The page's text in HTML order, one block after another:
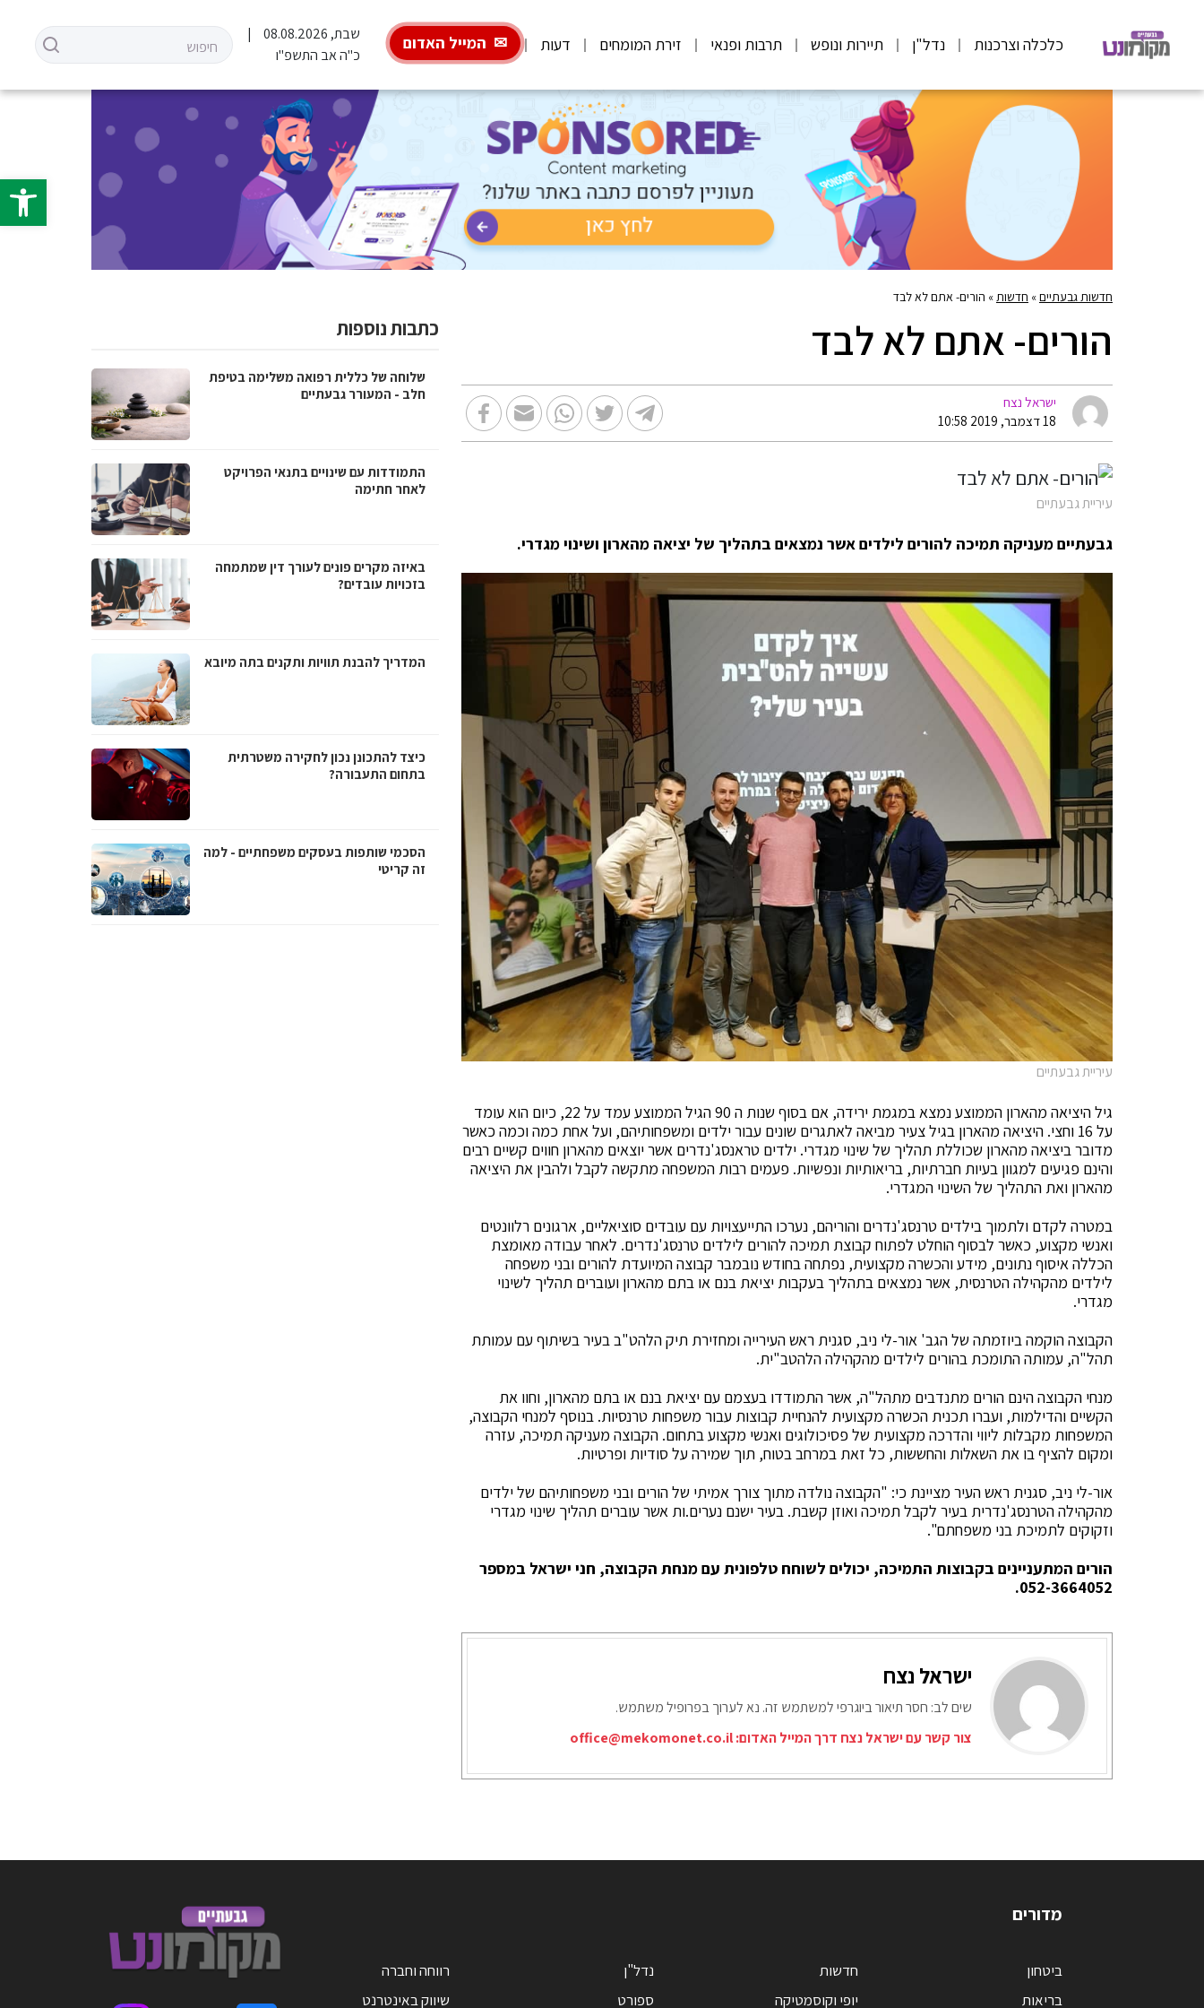
פתח
כלכלה וצרכנות נדל"ן תיירות ונופש תרבות ופנאי זירת המומחים דעות המייל האדום
שבת, 08.08.2026
כ"ה אב התשפ"ו
חדשות גבעתיים» חדשות » הורים- אתם לא לבד
הורים- אתם לא לבד
ישראל נצח
18 דצמבר, 2019 10:58
עיריית גבעתיים
גבעתיים מעניקה תמיכה להורים לילדים אשר נמצאים בתהליך של יציאה מהארון ושינוי מגדרי.
עיריית גבעתיים
גיל היציאה מהארון הממוצע נמצא במגמת ירידה, אם בסוף שנות ה 90 הגיל הממוצע עמד על 22, כיום הוא עומד
על 16 וחצי. היציאה מהארון בגיל צעיר מביאה לאתגרים שונים עבור ילדים ומשפחותיהם, ועל אחת כמה וכמה כאשר
מדובר ביציאה מהארון שכוללת תהליך של שינוי מגדרי. ילדים טראנסג'נדרים אשר יוצאים מהארון חווים קשיים רבים
והינם פגיעים למגוון בעיות חברתיות, בריאותיות ונפשיות. פעמים רבות המשפחה מתקשה לקבל ולהבין את היציאה
מהארון ואת התהליך של השינוי המגדרי.
במטרה לקדם ולתמוך בילדים טרנסג'נדרים והוריהם, נערכו התייעצויות עם עובדים סוציאליים, ארגונים רלוונטים
ואנשי מקצוע, כאשר לבסוף הוחלט לפתוח קבוצת תמיכה להורים לילדים טרנסג'נדרים. לאחר עבודה מאומצת
הכללה איסוף נתונים, מידע והכשרה מקצועית, נפתחה בחודש נובמבר קבוצה המיועדת להורים ובני משפחה
לילדים מהקהילה הטרנסית, אשר נמצאים בתהליך בעקבות יציאת בנם או בתם מהארון ועוברים תהליך לשינוי
מגדרי.
הקבוצה הוקמה ביוזמתה של הגב' אור-לי ניב, סגנית ראש העירייה ומחזירת תיק הלהט"ב בעיר בשיתוף עם עמותת
תהל"ה, עמותה התומכת בהורים לילדים מהקהילה הלהטב"ית.
מנחי הקבוצה הינם הורים מתנדבים מתהל"ה, אשר התמודדו בעצמם עם יציאת בנם או בתם מהארון, וחוו את
הקשיים והדילמות, ועברו תכנית הכשרה מקצועית להנחיית קבוצות עבור משפחות טרנסיות. בנוסף למנחי הקבוצה,
המשפחות מקבלות ליווי והדרכה מקצועית של פסיכולוגים ואנשי מקצוע בתחום. הקבוצה מעניקה תמיכה, עזרה
ומקום להציף בו את השאלות והחששות, כל זאת במרחב בטוח, תוך שמירה על סודיות ופרטיות.
אור-לי ניב, סגנית ראש העיר מציינת כי: "הקבוצה נולדה מתוך צורך אמיתי של הורים ובני משפחותיהם של ילדים
מהקהילה הטרנסג'נדרית בעיר לקבל תמיכה ואוזן קשבת. בעיר ישנם נערים.ות אשר עוברים תהליך שינוי מגדרי
וזקוקים לתמיכת בני משפחתם".
הורים המתעניינים בקבוצות התמיכה, יכולים לשוחח טלפונית עם מנחת הקבוצה, חני ישראל במספר
052-3664052.
ישראל נצח
שים לב: חסר תיאור ביוגרפי למשתמש זה. נא לערוך בפרופיל משתמש.
צור קשר עם ישראל נצח דרך המייל האדום:office@mekomonet.co.il
כתבות נוספות
שלוחה של כללית רפואה משלימה בטיפת
חלב - המעורר גבעתיים
התמודדות עם שינויים בתנאי הפרויקט
לאחר חתימה
באיזה מקרים פונים לעורך דין שמתמחה
בזכויות עובדים?
המדריך להבנת תוויות ותקנים בתה מיובא
כיצד להתכונן נכון לחקירה משטרתית
בתחום התעבורה?
הסכמי שותפות בעסקים משפחתיים - למה
זה קריטי
מדורים
ביטחון
בריאות
חדשות
יופי וקוסמטיקה
נדל"ן
ספורט
רווחה וחברה
שיווק באינטרנט